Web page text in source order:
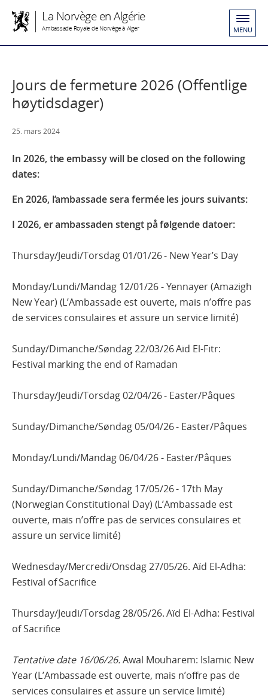
La Norvège en Algérie
Ambassade Royale de Norvège à Alger MENU
Jours de fermeture 2026 (Offentlige
høytidsdager)
25. mars 2024
In 2026, the embassy will be closed on the following
dates:
En 2026, l’ambassade sera fermée les jours suivants:
I 2026, er ambassaden stengt på følgende datoer:
Thursday/Jeudi/Torsdag 01/01/26 - New Year’s Day
Monday/Lundi/Mandag 12/01/26 - Yennayer (Amazigh
New Year) (L’Ambassade est ouverte, mais n’offre pas
de services consulaires et assure un service limité)
Sunday/Dimanche/Søndag 22/03/26 Aïd El-Fitr:
Festival marking the end of Ramadan
Thursday/Jeudi/Torsdag 02/04/26 - Easter/Pâques
Sunday/Dimanche/Søndag 05/04/26 - Easter/Pâques
Monday/Lundi/Mandag 06/04/26 - Easter/Pâques
Sunday/Dimanche/Søndag 17/05/26 - 17th May
(Norwegian Constitutional Day) (L’Ambassade est
ouverte, mais n’offre pas de services consulaires et
assure un service limité)
Wednesday/Mercredi/Onsdag 27/05/26. Aïd El-Adha:
Festival of Sacrifice
Thursday/Jeudi/Torsdag 28/05/26. Aïd El-Adha: Festival
of Sacrifice
Tentative date 16/06/26.Awal Mouharem: Islamic New
Year (L’Ambassade est ouverte, mais n’offre pas de
services consulaires et assure un service limité)